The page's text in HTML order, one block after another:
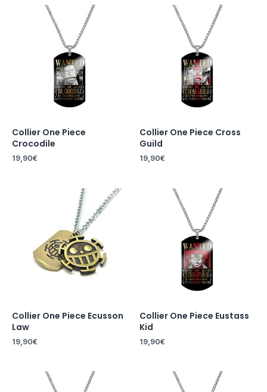
Collier One Piece
Crocodile
19,90€
Collier One Piece Cross
Guild
19,90€
Collier One Piece Ecusson
Law
19,90€
Collier One Piece Eustass
Kid
19,90€